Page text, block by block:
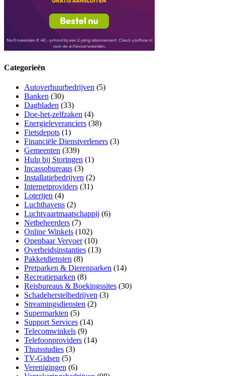
Categorieën
Autoverhuurbedrijven (5)
Banken (30)
Dagbladen (33)
Doe-het-zelfzaken (4)
Energieleveranciers (38)
Fietsdepots (1)
Financiële Dienstverleners (3)
Gemeenten (339)
Hulp bij Storingen (1)
Incassobureaus (3)
Installatiebedrijven (2)
Internetproviders (31)
Loterijen (4)
Luchthavens (2)
Luchtvaartmaatschappij (6)
Netbeheerders (7)
Online Winkels (102)
Openbaar Vervoer(10)
Overheidsinstanties (13)
Pakketdiensten (8)
Pretparken & Dierenparken (14)
Recreatieparken (8)
Reisbureaus & Boekingssites (30)
Schadeherstelbedrijven (3)
Streamingsdiensten (2)
Supermarkten (5)
Support Services (14)
Telecomwinkels (9)
Telefoonproviders (14)
Thuisstudies (3)
TV-Gidsen (5)
Verenigingen (6)